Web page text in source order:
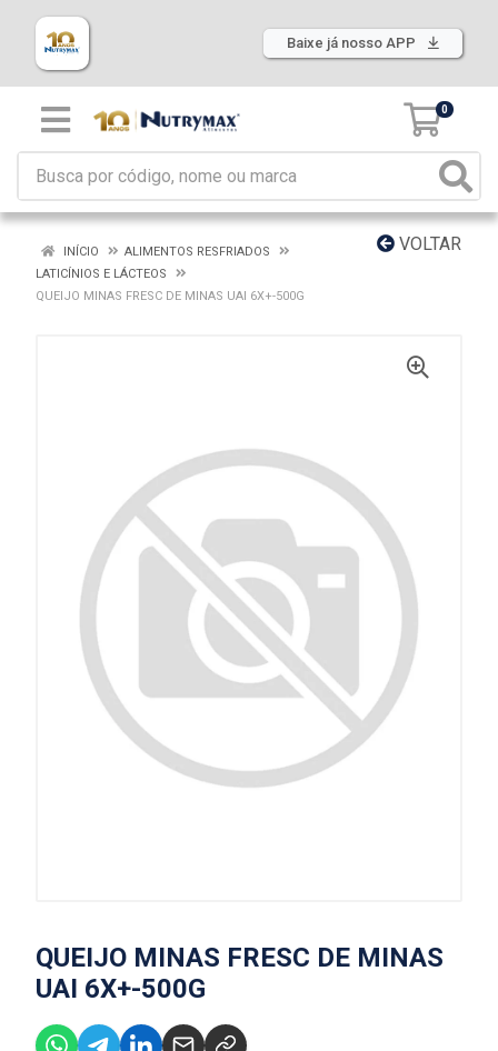
Baixe já nosso APP
0
VOLTAR
INÍCIO
ALIMENTOS RESFRIADOS
LATICÍNIOS E LÁCTEOS
QUEIJO MINAS FRESC DE MINAS UAI 6X+-500G
QUEIJO MINAS FRESC DE MINAS
UAI 6X+-500G